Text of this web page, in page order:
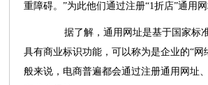
重障碍。”为此他们通过注册“1折店”通用
据了解，通用网址是基于国家标准
具有商业标识功能，可以称为是企业的“
般来说，电商普遍都会通过注册通用网址